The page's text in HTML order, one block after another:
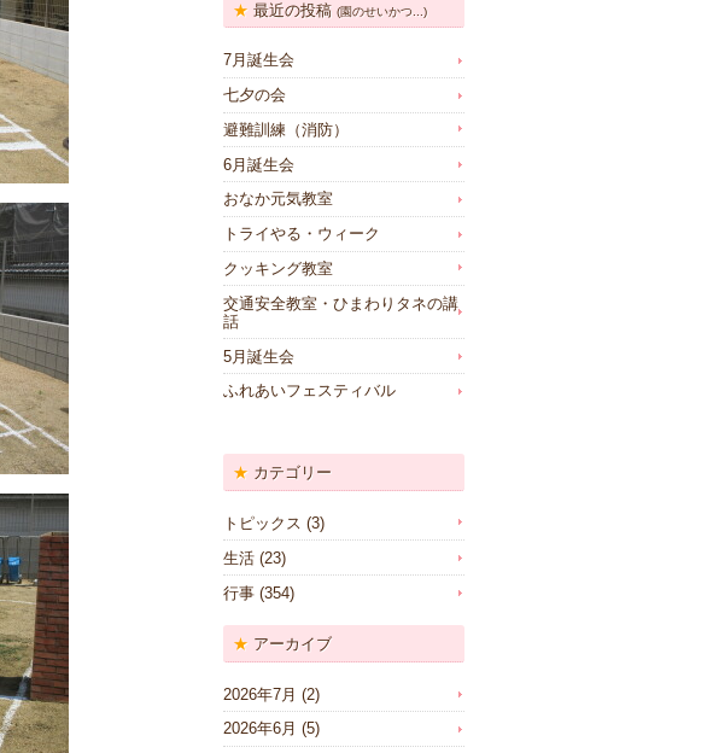
最近の投稿(園のせいかつ...)
7月誕生会
七夕の会
避難訓練（消防）
6月誕生会
おなか元気教室
トライやる・ウィーク
クッキング教室
交通安全教室・ひまわりタネの講
話
5月誕生会
ふれあいフェスティバル
カテゴリー
トピックス (3)
生活 (23)
行事 (354)
アーカイブ
2026年7月 (2)
2026年6月 (5)